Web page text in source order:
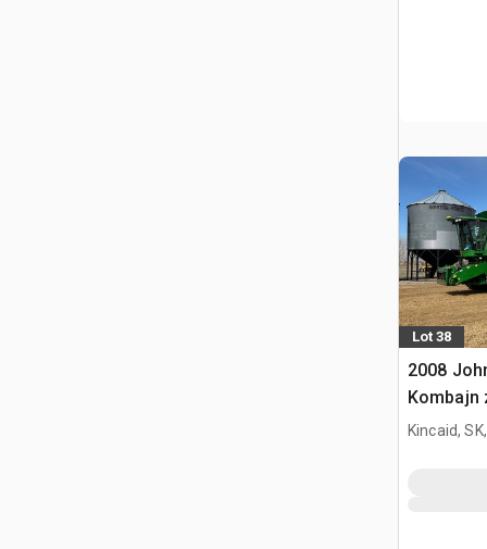
Lot 38
2008
Kombajn
Kincaid,